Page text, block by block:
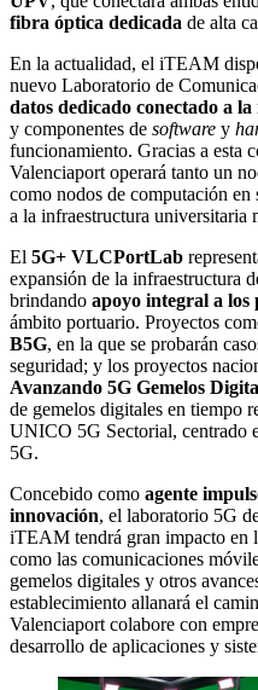
fibra óptica dedicada de alta
En la actualidad, el iTEAM
nuevo Laboratorio de
datos dedicado conectado a la
y componentes de software y
funcionamiento. Gracias a esta
Valenciaport operará tanto un
como nodos de computación en
a la infraestructura universitaria
El 5G+ VLCPortLab
expansión de la infraestructura
brindando apoyo integral a los
ámbito portuario. Proyectos
B5G, en la que se probarán
seguridad; y los proyectos
Avanzando 5G Gemelos
de gemelos digitales en tiempo
UNICO 5G Sectorial, centrado
5G.
Concebido como agente
innovación, el laboratorio 5G
iTEAM tendrá gran impacto en
como las comunicaciones
gemelos digitales y otros
establecimiento allanará el
Valenciaport colabore con
desarrollo de aplicaciones y